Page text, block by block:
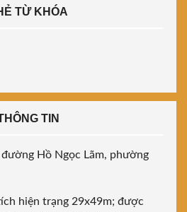
TỪ KHÓA
TIN
Hồ Ngọc Lãm, phường
hiện trạng 29x49m; được